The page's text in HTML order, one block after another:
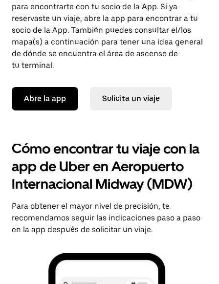
para encontrarte con tu socio de la App. Si ya
reservaste un viaje, abre la app para encontrar a tu
socio de la App. También puedes consultar el/los
mapa(s) a continuación para tener una idea general
de dónde se encuentra el área de ascenso de
tu terminal.
Abre la app Solicita un viaje
Cómo encontrar tu viaje con la
app de Uber en Aeropuerto
Internacional Midway (MDW)
Para obtener el mayor nivel de precisión, te
recomendamos seguir las indicaciones paso a paso
en la app después de solicitar un viaje.